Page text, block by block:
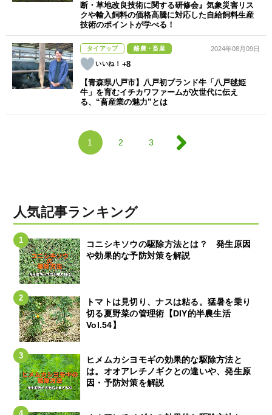
断・草地改良技術に関する研修会』気象災害リス
クや輸入飼料の価格高騰に対応した自給飼料生産
技術のポイントが学べる！
タイアップ 酪農・畜産
+8
2024年08月09日
【青森県八戸市】八戸初ブランド牛「八戸毬姫
牛」を育むイチカワファームが次世代に伝え
る、“畜産業の魅力”とは
1 2 3
人気記事ランキング
コニシキソウの駆除方法とは？ 発生原因
や効果的な予防対策を解説
トマトは見切り、ナスは粘る。猛暑を乗り
切る夏野菜の管理術【DIY的半農生活
Vol.54】
ヒメムカシヨモギの効果的な駆除方法と
は。オオアレチノギクとの違いや、発生原
因・予防対策を解説